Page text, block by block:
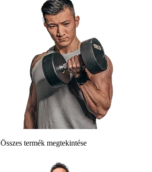
Összes termék megtekintése